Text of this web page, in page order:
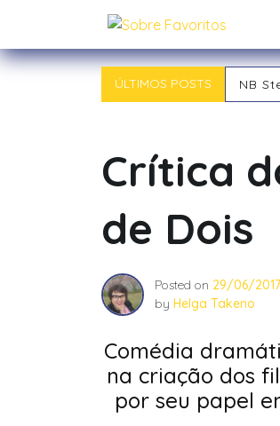
content
Sobre
ÚLTIMOS POSTS NB
O
Já
Crítica
de Dois
Posted on 29/06/2017
by Helga Takeno
Comédia
na criação dos
por seu papel